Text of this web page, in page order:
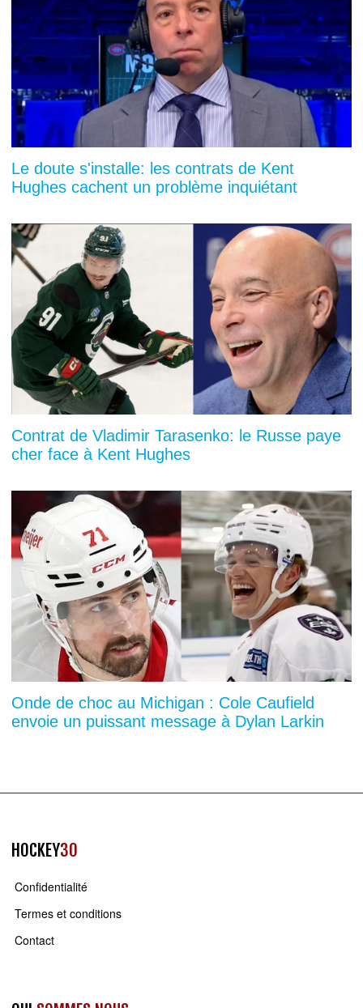
Le doute s'installe: les contrats de Kent
Hughes cachent un problème inquiétant
Contrat de Vladimir Tarasenko: le Russe paye
cher face à Kent Hughes
Onde de choc au Michigan : Cole Caufield
envoie un puissant message à Dylan Larkin
HOCKEY30
Confidentialité
Termes et conditions
Contact